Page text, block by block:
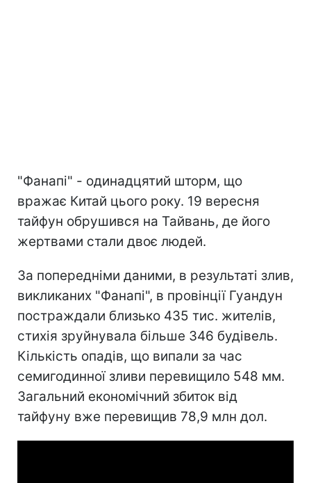
"Фанапі" - одинадцятий шторм, що
вражає Китай цього року. 19 вересня
тайфун обрушився на Тайвань, де його
жертвами стали двоє людей.
За попередніми даними, в результаті злив,
викликаних "Фанапі", в провінції Гуандун
постраждали близько 435 тис. жителів,
стихія зруйнувала більше 346 будівель.
Кількість опадів, що випали за час
семигодинної зливи перевищило 548 мм.
Загальний економічний збиток від
тайфуну вже перевищив 78,9 млн дол.